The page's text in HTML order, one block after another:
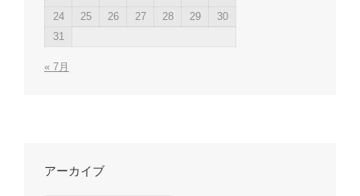
24
25 26 27 28 29
30
31
« 7月
アーカイブ